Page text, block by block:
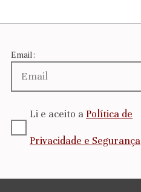
Email:
Li e aceito a Política de
Privacidade e Segurança